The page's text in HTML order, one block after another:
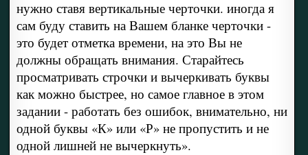
нужно ставя вертикальные черточки. иногда я
сам буду ставить на Вашем бланке черточки -
это будет отметка времени, на это Вы не
должны обращать внимания. Старайтесь
просматривать строчки и вычеркивать буквы
как можно быстрее, но самое главное в этом
задании - работать без ошибок, внимательно, ни
одной буквы «К» или «Р» не пропустить и не
одной лишней не вычеркнуть».